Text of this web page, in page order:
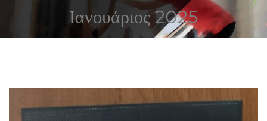
Ιανουάριος 2025